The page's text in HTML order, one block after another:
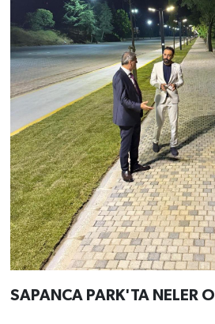
SAPANCA PARK'TA NELER